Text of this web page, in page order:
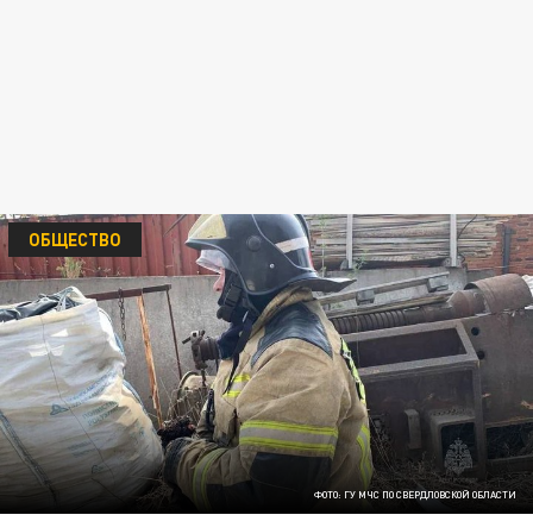
ФОТО: ГУ МЧС ПО СВЕРДЛОВСКОЙ ОБЛАСТИ
ОБЩЕСТВО